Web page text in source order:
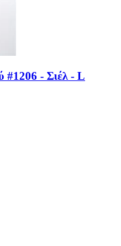
#1206 - Σιέλ - L